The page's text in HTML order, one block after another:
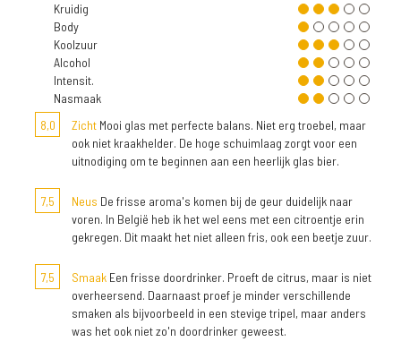
Kruidig
Body
Koolzuur
Alcohol
Intensit.
Nasmaak
8,0
Zicht Mooi glas met perfecte balans. Niet erg troebel, maar
ook niet kraakhelder. De hoge schuimlaag zorgt voor een
uitnodiging om te beginnen aan een heerlijk glas bier.
7,5 Neus De frisse aroma's komen bij de geur duidelijk naar
voren. In België heb ik het wel eens met een citroentje erin
gekregen. Dit maakt het niet alleen fris, ook een beetje zuur.
7,5 Smaak Een frisse doordrinker. Proeft de citrus, maar is niet
overheersend. Daarnaast proef je minder verschillende
smaken als bijvoorbeeld in een stevige tripel, maar anders
was het ook niet zo'n doordrinker geweest.